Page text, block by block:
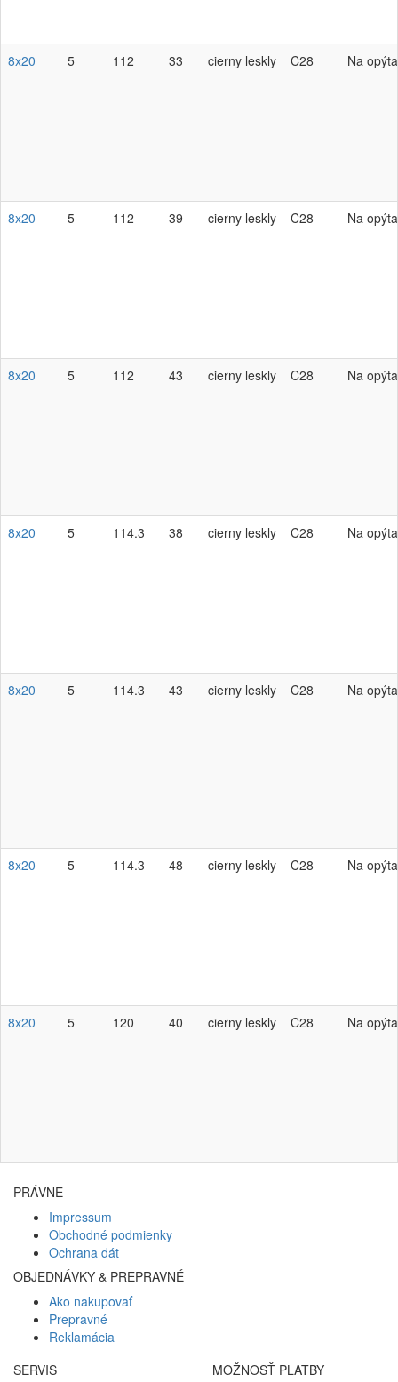
8x20 5 112 33 cierny leskly C28 Na
8x20 5 112 39 cierny leskly C28 Na
8x20 5 112 43 cierny leskly C28 Na
8x20 5 114.3 38 cierny leskly C28 Na
8x20 5 114.3 43 cierny leskly C28 Na
8x20 5 114.3 48 cierny leskly C28 Na
8x20 5 120 40 cierny leskly C28 Na
PRÁVNE
Impressum
Obchodné podmienky
Ochrana dát
OBJEDNÁVKY & PREPRAVNÉ
Ako nakupovať
Prepravné
Reklamácia
SERVIS
MOŽNOSŤ PLATBY